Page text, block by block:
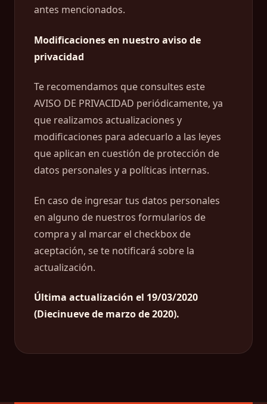
antes mencionados.
Modificaciones en nuestro aviso de
privacidad
Te recomendamos que consultes este
AVISO DE PRIVACIDAD periódicamente, ya
que realizamos actualizaciones y
modificaciones para adecuarlo a las leyes
que aplican en cuestión de protección de
datos personales y a políticas internas.
En caso de ingresar tus datos personales
en alguno de nuestros formularios de
compra y al marcar el checkbox de
aceptación, se te notificará sobre la
actualización.
Última actualización el 19/03/2020
(Diecinueve de marzo de 2020).